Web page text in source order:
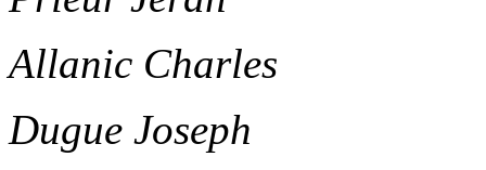
Allanic Charles Ei
Dugue Joseph Ei